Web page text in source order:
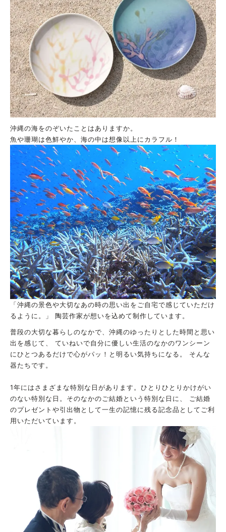
沖縄の海をのぞいたことはありますか。
魚や珊瑚は色鮮やか、海の中は想像以上にカラフル！
「沖縄の景色や大切なあの時の思い出をご自宅で感じていただけ
るように。」 陶芸作家が想いを込めて制作しています。
普段の大切な暮らしのなかで、沖縄のゆったりとした時間と思い
出を感じて、 ていねいで自分に優しい生活のなかのワンシーン
にひとつあるだけで心がパッ！と明るい気持ちになる。 そんな
器たちです。
1年にはさまざまな特別な日があります。ひとりひとりかけがい
のない特別な日。そのなかのご結婚という特別な日に、 ご結婚
のプレゼントや引出物として一生の記憶に残る記念品としてご利
用いただいています。